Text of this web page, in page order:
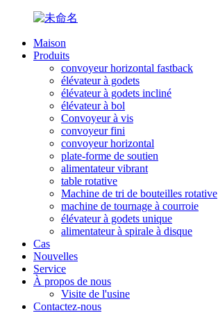
Maison
Produits
convoyeur horizontal fastback
élévateur à godets
élévateur à godets incliné
élévateur à bol
Convoyeur à vis
convoyeur fini
convoyeur horizontal
plate-forme de soutien
alimentateur vibrant
table rotative
Machine de tri de bouteilles rotative
machine de tournage à courroie
élévateur à godets unique
alimentateur à spirale à disque
Cas
Nouvelles
Service
À propos de nous
Visite de l'usine
Contactez-nous